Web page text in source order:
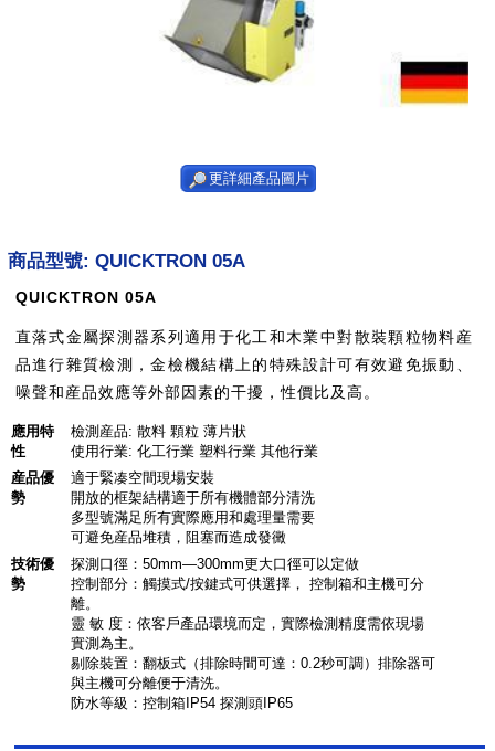
更詳細產品圖片
商品型號: QUICKTRON 05A
QUICKTRON 05A
直落式金屬探測器系列適用于化工和木業中對散裝顆粒物料産
品進行雜質檢測，金檢機結構上的特殊設計可有效避免振動、
噪聲和産品效應等外部因素的干擾，性價比及高。
應用特
性
檢測産品: 散料 顆粒 薄片狀
使用行業: 化工行業 塑料行業 其他行業
産品優
勢
適于緊凑空間現場安裝
開放的框架結構適于所有機體部分清洗
多型號滿足所有實際應用和處理量需要
可避免産品堆積，阻塞而造成發黴
技術優
勢
探測口徑：50mm—300mm更大口徑可以定做
控制部分：觸摸式/按鍵式可供選擇， 控制箱和主機可分
離。
靈 敏 度：依客戶產品環境而定，實際檢測精度需依現場
實測為主。
剔除裝置：翻板式（排除時間可達：0.2秒可調）排除器可
與主機可分離便于清洗。
防水等級：控制箱IP54 探測頭IP65